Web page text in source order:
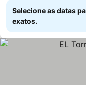
Selecione as datas
exatos.